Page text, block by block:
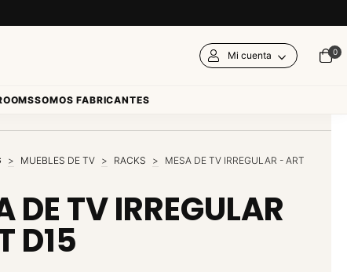
Mi cuenta 0
SOMOS FABRICANTES
> MUEBLES DE TV > RACKS >
MESA DE TV IRREGULAR - ART
DE TV IRREGULAR
D15